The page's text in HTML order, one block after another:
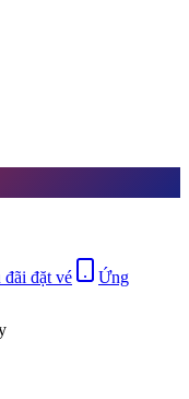
đãi đặt vé
Ứng